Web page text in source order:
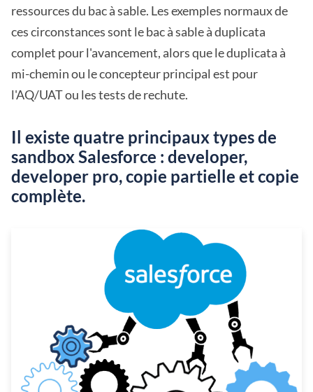
ressources du bac à sable. Les exemples normaux de
ces circonstances sont le bac à sable à duplicata
complet pour l'avancement, alors que le duplicata à
mi-chemin ou le concepteur principal est pour
l'AQ/UAT ou les tests de rechute.
Il existe quatre principaux types de
sandbox Salesforce : developer,
developer pro, copie partielle et copie
complète.